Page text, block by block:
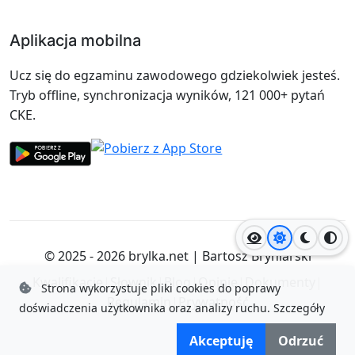
Jasny motyw
Ciemny
Aplikacja mobilna
Ucz się do egzaminu zawodowego gdziekolwiek jesteś.
Tryb offline, synchronizacja wyników, 121 000+ pytań
CKE.
© 2025 - 2026 brylka.net| Bartosz Bryniarski
Kwalifikacje|Słownik|Blog|Opinie|Dokumenty
Regulamin|Prywatność
Strona wykorzystuje pliki cookies do poprawy
doświadczenia użytkownika oraz analizy ruchu. Szczegóły
Akceptuję Odrzuć